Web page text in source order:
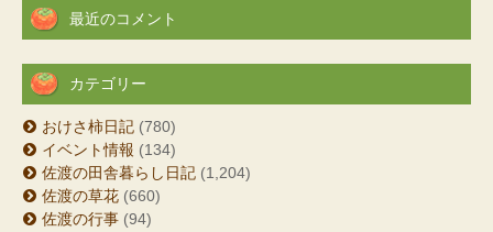
最近のコメント
カテゴリー
おけさ柿日記 (780)
イベント情報 (134)
佐渡の田舎暮らし日記 (1,204)
佐渡の草花 (660)
佐渡の行事 (94)